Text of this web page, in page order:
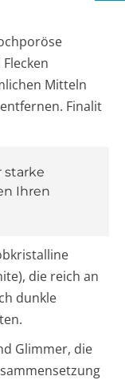
Mitteln
Finalit
starke
Ihren
die reich an
dunkle
Glimmer, die